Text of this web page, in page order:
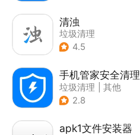
清浊
垃圾清理
4.5
手机管家安全清理
垃圾清理
其他
2.8
apk1文件安装器